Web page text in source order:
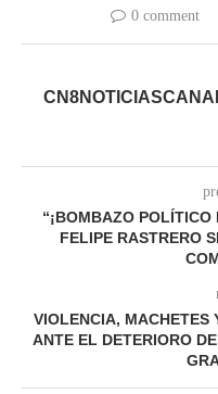
0 comment
“¡BOMBAZO
FELIPE RASTRERO
VIOLENCIA, MACHETES
ANTE EL DETERIORO